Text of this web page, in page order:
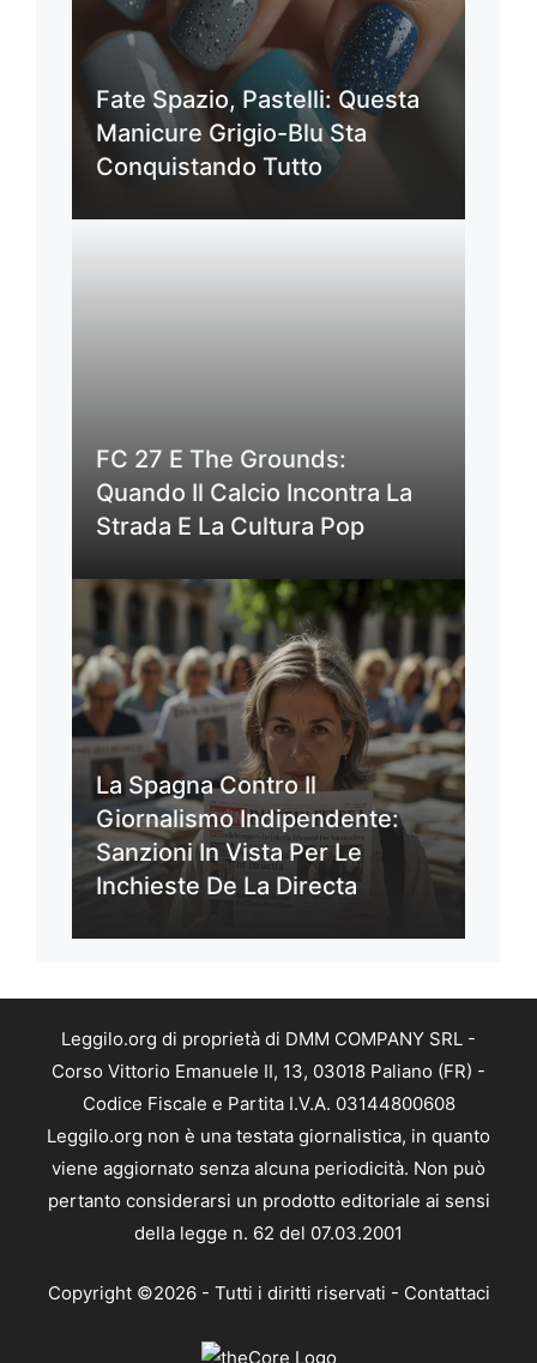
Fate Spazio, Pastelli: Questa
Manicure Grigio-Blu Sta
Conquistando Tutto
FC 27 E The Grounds:
Quando Il Calcio Incontra La
Strada E La Cultura Pop
La Spagna Contro Il
Giornalismo Indipendente:
Sanzioni In Vista Per Le
Inchieste De La Directa
Leggilo.org di proprietà di DMM COMPANY SRL -
Corso Vittorio Emanuele II, 13, 03018 Paliano (FR) -
Codice Fiscale e Partita I.V.A. 03144800608
Leggilo.org non è una testata giornalistica, in quanto
viene aggiornato senza alcuna periodicità. Non può
pertanto considerarsi un prodotto editoriale ai sensi
della legge n. 62 del 07.03.2001
Copyright ©2026 - Tutti i diritti riservati - Contattaci